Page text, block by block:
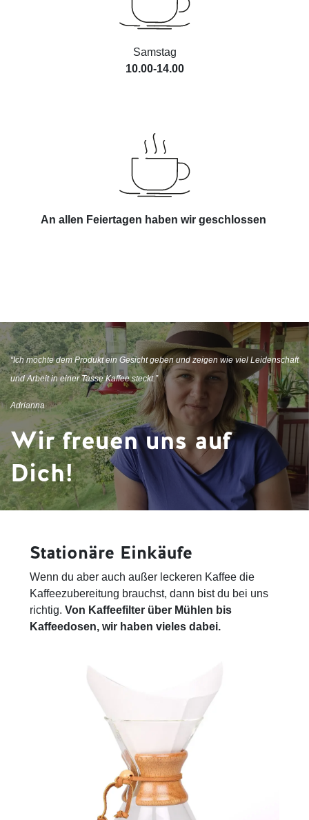
Samstag
10.00-14.00
An allen Feiertagen haben wir geschlossen
“Ich möchte dem Produkt ein Gesicht geben und zeigen wie viel Leidenschaft
und Arbeit in einer Tasse Kaffee steckt.”
Adrianna
Wir freuen uns auf
Dich!
Stationäre Einkäufe
Wenn du aber auch außer leckeren Kaffee die
Kaffeezubereitung brauchst, dann bist du bei uns
richtig. Von Kaffeefilter über Mühlen bis
Kaffeedosen, wir haben vieles dabei.